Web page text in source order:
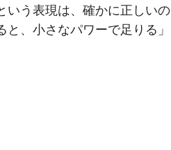
いう表現は、確かに正しいの
、小さなパワーで足りる」